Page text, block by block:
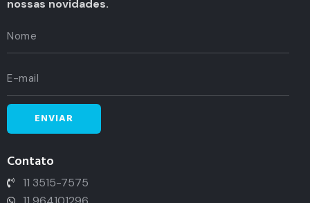
nossas novidades.
Contato
11 3515-7575